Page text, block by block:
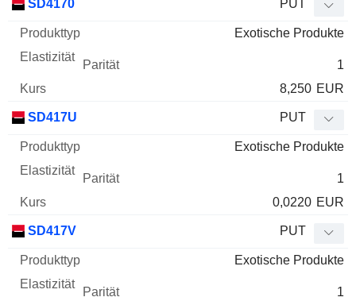
SD4170 PUT
Exotische Produkte
1
8,250 EUR
SD417U PUT
Exotische Produkte
1
0,0220 EUR
SD417V PUT
Exotische Produkte
1